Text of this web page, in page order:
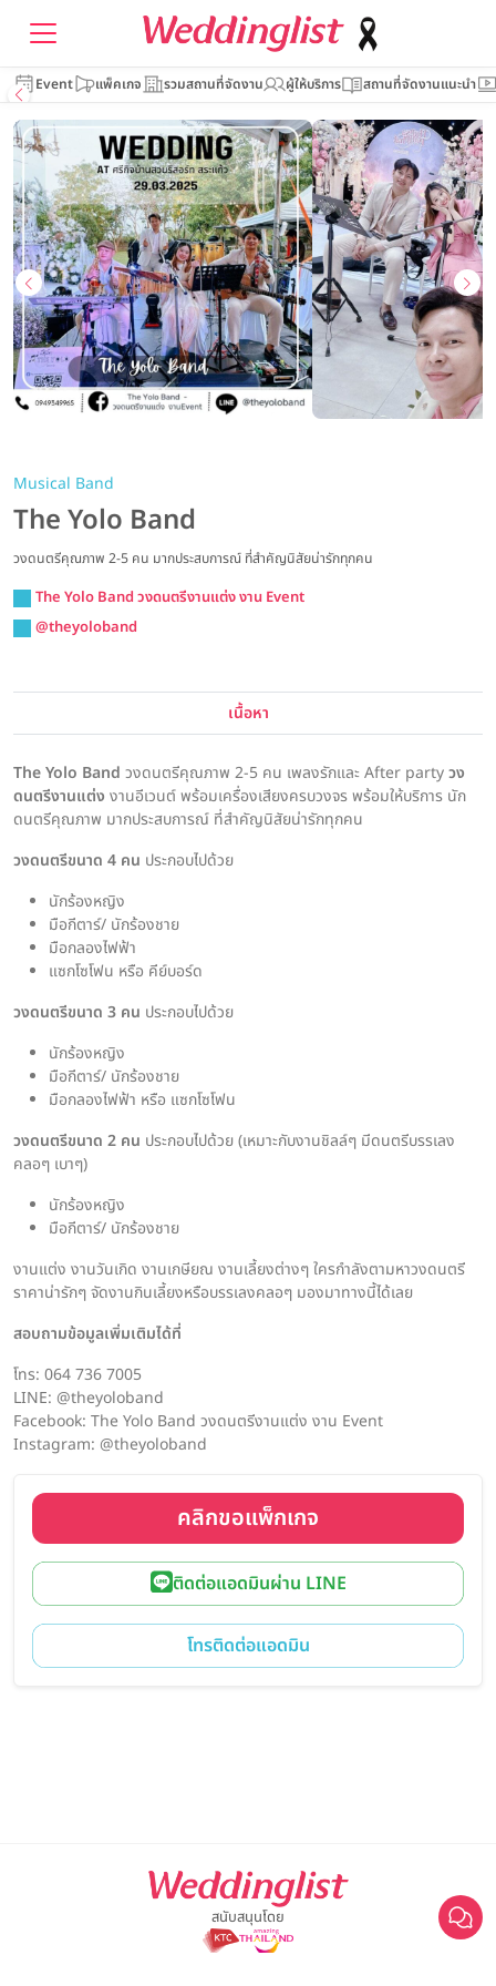
Event แพ็คเกจ รวมสถานที่จัดงาน ผู้ให้บริการ สถานที่จัดงานแนะนำ
Musical Band
The Yolo Band
วงดนตรีคุณภาพ 2-5 คน มากประสบการณ์ ที่สำคัญนิสัยน่ารักทุกคน
The Yolo Band วงดนตรีงานแต่ง งาน Event
@theyoloband
เนื้อหา
The Yolo Band วงดนตรีคุณภาพ 2-5 คน เพลงรักและ After partyวง
ดนตรีงานแต่ง งานอีเวนต์ พร้อมเครื่องเสียงครบวงจร พร้อมให้บริการ นัก
ดนตรีคุณภาพ มากประสบการณ์ ที่สำคัญนิสัยน่ารักทุกคน
วงดนตรีขนาด 4 คน ประกอบไปด้วย
นักร้องหญิง
มือกีตาร์/ นักร้องชาย
มือกลองไฟฟ้า
แซกโซโฟน หรือ คีย์บอร์ด
วงดนตรีขนาด 3 คน ประกอบไปด้วย
นักร้องหญิง
มือกีตาร์/ นักร้องชาย
มือกลองไฟฟ้า หรือ แซกโซโฟน
วงดนตรีขนาด 2 คน ประกอบไปด้วย (เหมาะกับงานชิลล์ๆ มีดนตรีบรรเลง
คลอๆ เบาๆ)
นักร้องหญิง
มือกีตาร์/ นักร้องชาย
งานแต่ง งานวันเกิด งานเกษียณ งานเลี้ยงต่างๆ ใครกำลังตามหาวงดนตรี
ราคาน่ารักๆ จัดงานกินเลี้ยงหรือบรรเลงคลอๆ มองมาทางนี้ได้เลย
สอบถามข้อมูลเพิ่มเติมได้ที่
โทร: 064 736 7005
LINE: @theyoloband
Facebook: The Yolo Band วงดนตรีงานแต่ง งาน Event
Instagram: @theyoloband
คลิกขอแพ็กเกจ
ติดต่อแอดมินผ่าน LINE
โทรติดต่อแอดมิน
สนับสนุนโดย